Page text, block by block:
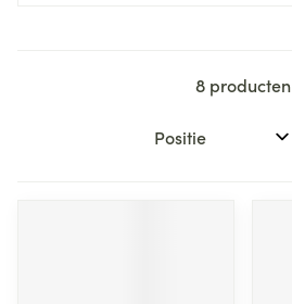
8 producten
Sorteer op: